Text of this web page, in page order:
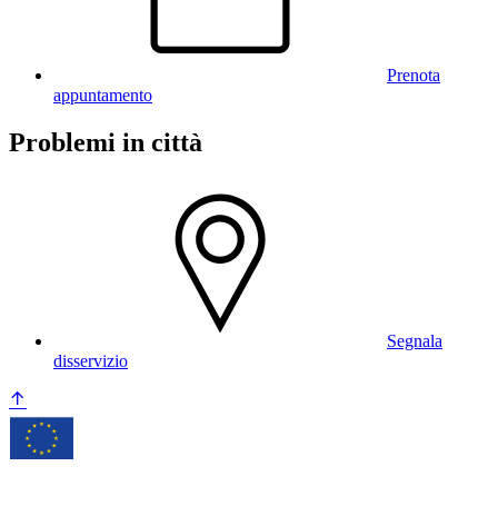
Prenota
appuntamento
Problemi in città
Segnala
disservizio